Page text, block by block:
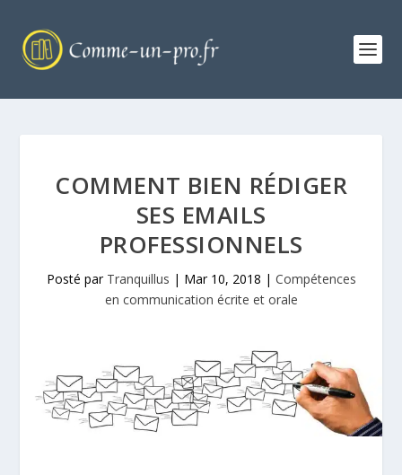
COMMENT BIEN RÉDIGER
SES EMAILS
PROFESSIONNELS
Posté par Tranquillus | Mar 10, 2018 | Compétences
en communication écrite et orale